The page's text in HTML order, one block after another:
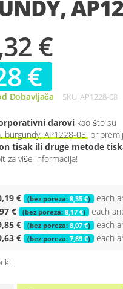
€
€
Dobavljača SKU AP1228-08
darovi kao što su
burgundy, AP1228-08
tisak ili druge metode
za više informacija!
€ 8,35 € each
€ 8,17 € each
€ 8,07 € each
€ 7,89 € each